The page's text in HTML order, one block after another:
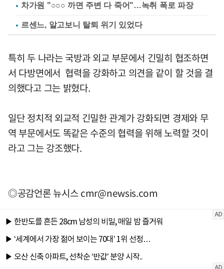
차가원 "○○○ 까면 주변 다 죽어"…녹취 폭로 파장
르센느, 알고보니 탈퇴 위기 있었다
특히 두 나라는 국방과 외교 부문에서 긴밀히 협조하면
서 다방면에서 협력을 강화하고 의견을 같이 할 것을 결
의했다고 그는 밝혔다.
일단 정치적 외교적 긴밀한 관계가 강화되면 경제와 무
역 부문에서도 똑같은 수준의 협력을 위해 노력할 것이
라고 그는 강조했다.
◎공감언론 뉴시스cmr@newsis.com